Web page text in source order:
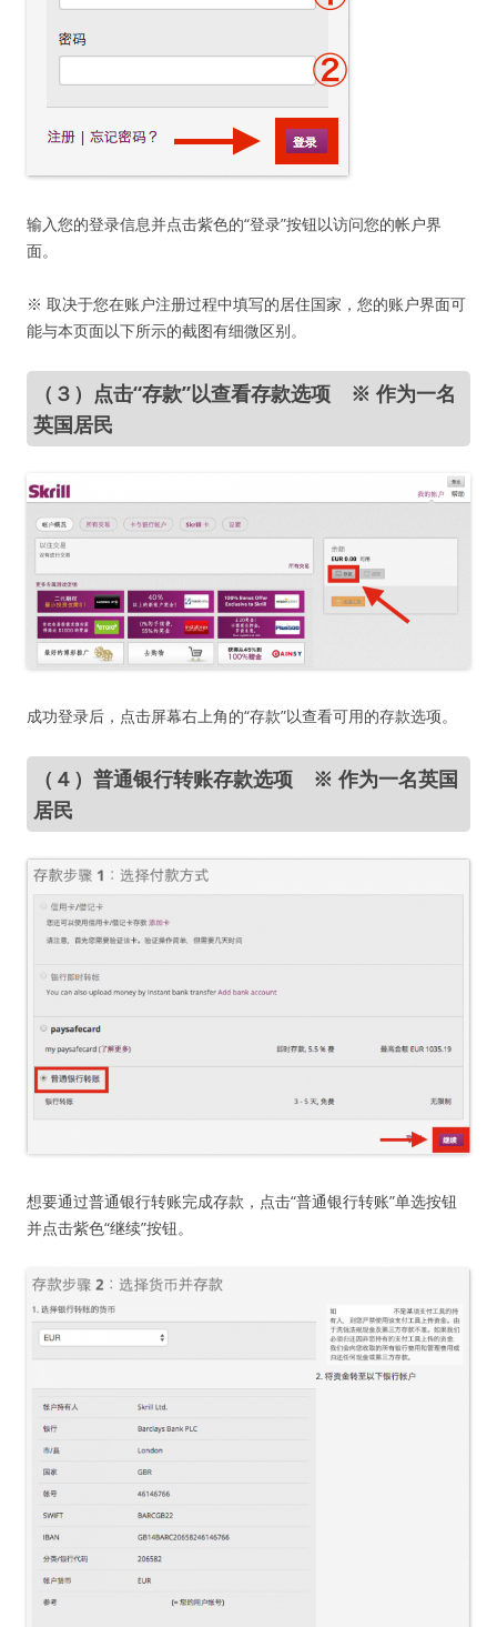
输入您的登录信息并点击紫色的“登录”按钮以访问您的帐户界
面。
※ 取决于您在账户注册过程中填写的居住国家，您的账户界面可
能与本页面以下所示的截图有细微区别。
（３）点击“存款”以查看存款选项 ※ 作为一名
英国居民
成功登录后，点击屏幕右上角的“存款”以查看可用的存款选项。
（４）普通银行转账存款选项 ※ 作为一名英国
居民
想要通过普通银行转账完成存款，点击“普通银行转账”单选按钮
并点击紫色“继续”按钮。